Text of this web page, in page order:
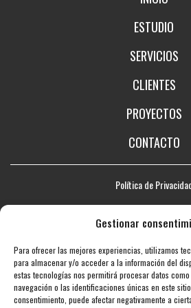
Gestionar
Para ofrecer las mejores experiencias, utilizamos
para almacenar y/o acceder a la información del
estas tecnologías nos permitirá procesar datos
navegación o las identificaciones únicas en este
consentimiento, puede afectar negativamente a
ESTUDIO
SERVICIOS
CLIENTES
PROYECTOS
CONTACTO
Política de
Aviso legal
Mapa web
Accesibilidad